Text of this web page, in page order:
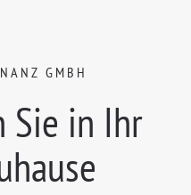
GMBH
Sie in Ihr